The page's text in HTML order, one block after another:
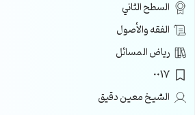
السطح الثاني
الفقه والأصول
رياض المسائل
0017
الشيخ معين دقيق